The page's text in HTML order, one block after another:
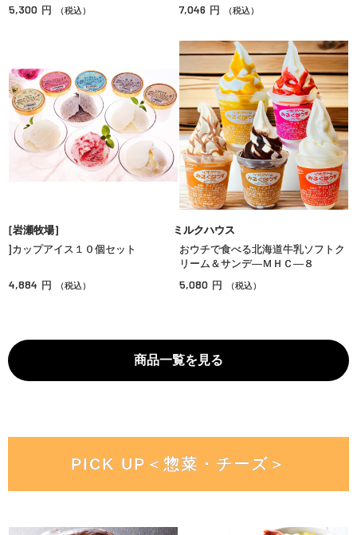
5,300 円 （税込） 7,046 円 （税込）
［岩瀬牧場］
]カップアイス１０個セット
4,884 円 （税込）
ミルクハウス
おウチで食べる北海道牛乳ソフトク
リーム＆サンデ―ＭＨＣ―８
5,080 円 （税込）
商品一覧を見る
PICK UP＜惣菜・チーズ＞